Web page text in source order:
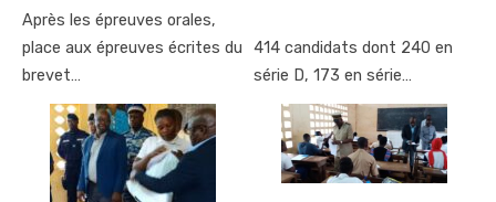
Après les épreuves orales,
place aux épreuves écrites du
brevet…
414 candidats dont 240 en
série D, 173 en série…